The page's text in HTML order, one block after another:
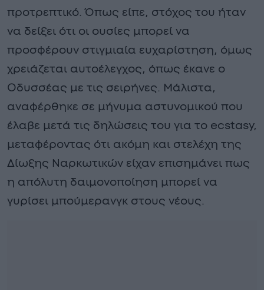
προτρεπτικό. Όπως είπε, στόχος του ήταν
να δείξει ότι οι ουσίες μπορεί να
προσφέρουν στιγμιαία ευχαρίστηση, όμως
χρειάζεται αυτοέλεγχος, όπως έκανε ο
Οδυσσέας με τις σειρήνες. Μάλιστα,
αναφέρθηκε σε μήνυμα αστυνομικού που
έλαβε μετά τις δηλώσεις του για το ecstasy,
μεταφέροντας ότι ακόμη και στελέχη της
Δίωξης Ναρκωτικών είχαν επισημάνει πως
η απόλυτη δαιμονοποίηση μπορεί να
γυρίσει μπούμερανγκ στους νέους.